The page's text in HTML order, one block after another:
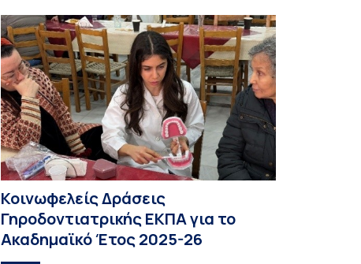
19 έως τις 25 Ιουλίου 2026 στο ιστορικό κτίριο
της πρώην σχολής […]
Κοινωφελείς Δράσεις
Γηροδοντιατρικής ΕΚΠΑ για το
Ακαδημαϊκό Έτος 2025-26